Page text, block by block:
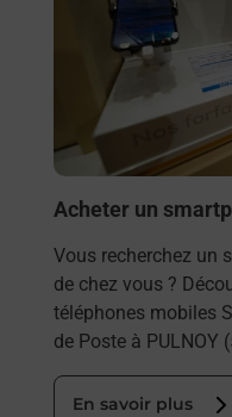
Acheter un
Vous recherchez un
de chez vous ?
téléphones mobiles
de Poste à PULNOY
En savoir plus